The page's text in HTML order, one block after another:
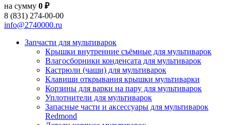
на сумму 0 ₽
8 (831) 274-00-00
info@2740000.ru
Запчасти для мультиварок
Крышки внутренние съёмные для мультиварок
Влагосборники конденсата для мультиварок
Кастрюли (чаши) для мультиварок
Клавиши открывания крышки мультиварки
Корзины для варки на пару для мультиварок
Уплотнители для мультиварок
Запасные части и аксессуары для мультиварок
Redmond